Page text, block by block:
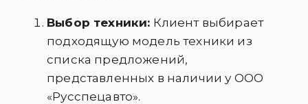
Выбор техники: Клиент выбирает
подходящую модель техники из
списка предложений,
представленных в наличии у ООО
«Русспецавто».